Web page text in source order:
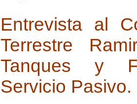
Entrevista al
Terrestre
Tanques y
Servicio Pasivo.